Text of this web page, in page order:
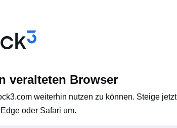
veralteten Browser
weiterhin nutzen zu können. Steige jetzt
oder Safari um.